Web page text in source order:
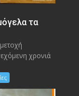
τα
χρονιά